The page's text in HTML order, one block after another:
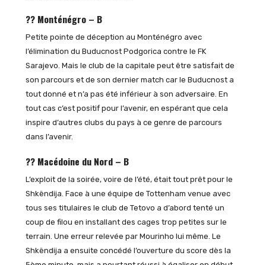
?? Monténégro – B
Petite pointe de déception au Monténégro avec
l’élimination du Buducnost Podgorica contre le FK
Sarajevo. Mais le club de la capitale peut être satisfait de
son parcours et de son dernier match car le Buducnost a
tout donné et n’a pas été inférieur à son adversaire. En
tout cas c’est positif pour l’avenir, en espérant que cela
inspire d’autres clubs du pays à ce genre de parcours
dans l’avenir.
?? Macédoine du Nord – B
L’exploit de la soirée, voire de l’été, était tout prêt pour le
Shkëndija. Face à une équipe de Tottenham venue avec
tous ses titulaires le club de Tetovo a d’abord tenté un
coup de filou en installant des cages trop petites sur le
terrain. Une erreur relevée par Mourinho lui même. Le
Shkëndija a ensuite concédé l’ouverture du score dès la